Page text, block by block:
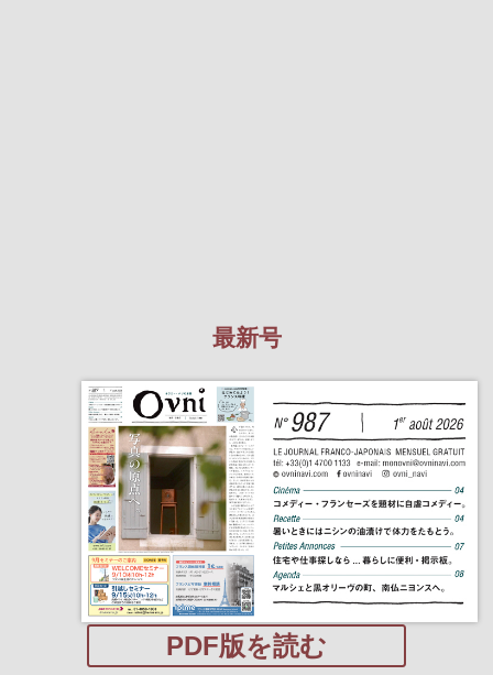
最新号
PDF版を読む